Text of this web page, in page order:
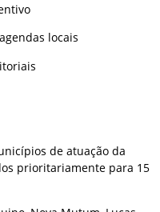
locais
de atuação da
prioritariamente para 15